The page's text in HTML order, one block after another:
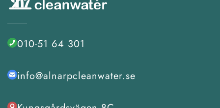
010-51 64 301
info@alnarpcleanwater.se